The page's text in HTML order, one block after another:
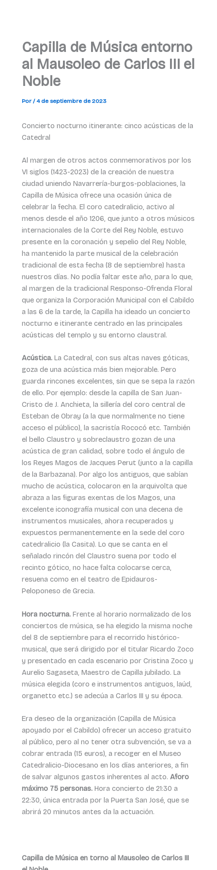
Capilla de Música entorno
al Mausoleo de Carlos III el
Noble
Por /4 de septiembre de 2023
Concierto nocturno itinerante: cinco acústicas de la
Catedral
Al margen de otros actos conmemorativos por los
VI siglos (1423-2023) de la creación de nuestra
ciudad uniendo Navarrería-burgos-poblaciones, la
Capilla de Música ofrece una ocasión única de
celebrar la fecha. El coro catedralicio, activo al
menos desde el año 1206, que junto a otros músicos
internacionales de la Corte del Rey Noble, estuvo
presente en la coronación y sepelio del Rey Noble,
ha mantenido la parte musical de la celebración
tradicional de esta fecha (8 de septiembre) hasta
nuestros días. No podía faltar este año, para lo que,
al margen de la tradicional Responso-Ofrenda Floral
que organiza la Corporación Municipal con el Cabildo
a las 6 de la tarde, la Capilla ha ideado un concierto
nocturno e itinerante centrado en las principales
acústicas del templo y su entorno claustral.
Acústica.La Catedral, con sus altas naves góticas,
goza de una acústica más bien mejorable. Pero
guarda rincones excelentes, sin que se sepa la razón
de ello. Por ejemplo: desde la capilla de San Juan-
Cristo de J. Anchieta, la sillería del coro central de
Esteban de Obray (a la que normalmente no tiene
acceso el público), la sacristía Rococó etc. También
el bello Claustro y sobreclaustro gozan de una
acústica de gran calidad, sobre todo el ángulo de
los Reyes Magos de Jacques Perut (junto a la capilla
de la Barbazana). Por algo los antiguos, que sabían
mucho de acústica, colocaron en la arquivolta que
abraza a las figuras exentas de los Magos, una
excelente iconografía musical con una decena de
instrumentos musicales, ahora recuperados y
expuestos permanentemente en la sede del coro
catedralicio (la Casita). Lo que se canta en el
señalado rincón del Claustro suena por todo el
recinto gótico, no hace falta colocarse cerca,
resuena como en el teatro de Epidauros-
Peloponeso de Grecia.
Hora nocturna. Frente al horario normalizado de los
conciertos de música, se ha elegido la misma noche
del 8 de septiembre para el recorrido histórico-
musical, que será dirigido por el titular Ricardo Zoco
y presentado en cada escenario por Cristina Zoco y
Aurelio Sagaseta, Maestro de Capilla jubilado. La
música elegida (coro e instrumentos antiguos, laúd,
organetto etc.) se adecúa a Carlos III y su época.
Era deseo de la organización (Capilla de Música
apoyado por el Cabildo) ofrecer un acceso gratuito
al público, pero al no tener otra subvención, se va a
cobrar entrada (15 euros), a recoger en el Museo
Catedralicio-Diocesano en los días anteriores, a fin
de salvar algunos gastos inherentes al acto. Aforo
máximo 75 personas.Hora concierto de 21:30 a
22:30, única entrada por la Puerta San José, que se
abrirá 20 minutos antes da la actuación.
Capilla de Música en torno al Mausoleo de Carlos III